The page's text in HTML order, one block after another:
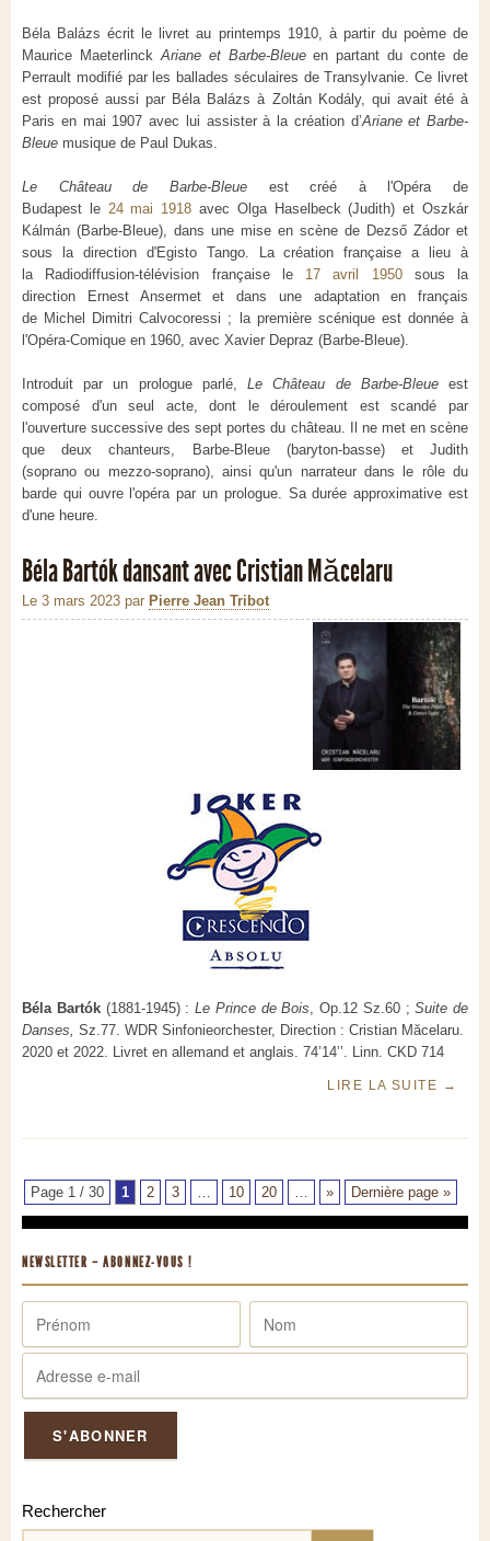
Béla Balázs écrit le livret au printemps 1910, à partir du poème de
Maurice MaeterlinckAriane et Barbe-Bleueen partant du conte de
Perrault modifié par les ballades séculaires de Transylvanie. Ce livret
est proposé aussi par Béla Balázs à Zoltán Kodály, qui avait été à
Paris en mai 1907 avec lui assister à la création d’Ariane et Barbe-
Bleue musique de Paul Dukas.
Le Château de Barbe-Bleueest créé à l'Opéra de
Budapest le 24 mai 1918 avec Olga Haselbeck (Judith) et Oszkár
Kálmán (Barbe-Bleue), dans une mise en scène de Dezső Zádor et
sous la direction d'Egisto Tango. La création française a lieu à
la Radiodiffusion-télévision française le 17 avril 1950sous la
direction Ernest Ansermet et dans une adaptation en français
de Michel Dimitri Calvocoressi ; la première scénique est donnée à
l'Opéra-Comique en 1960, avec Xavier Depraz (Barbe-Bleue).
Introduit par un prologue parlé,Le Château de Barbe-Bleueest
composé d'un seul acte, dont le déroulement est scandé par
l'ouverture successive des sept portes du château. Il ne met en scène
que deux chanteurs, Barbe-Bleue (baryton-basse) et Judith
(soprano ou mezzo-soprano), ainsi qu'un narrateur dans le rôle du
barde qui ouvre l'opéra par un prologue. Sa durée approximative est
d'une heure.
Béla Bartók dansant avec Cristian Măcelaru
Le 3 mars 2023 par Pierre Jean Tribot
Béla Bartók(1881-1945) : Le Prince de Bois, Op.12 Sz.60 ; Suite de
Danses, Sz.77. WDR Sinfonieorchester, Direction : Cristian Măcelaru.
2020 et 2022. Livret en allemand et anglais. 74’14’’. Linn. CKD 714
LIRE LA SUITE →
Page 1 / 30 1 2 3 … 10 20 … » Dernière page »
NEWSLETTER – ABONNEZ-VOUS !
Rechercher